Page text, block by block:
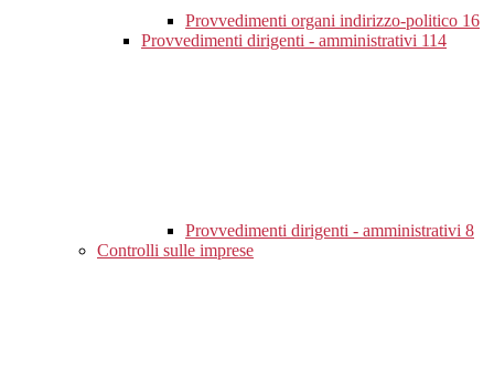
Provvedimenti organi indirizzo-politico 16
Provvedimenti dirigenti - amministrativi 114
Provvedimenti dirigenti - amministrativi 8
Controlli sulle imprese